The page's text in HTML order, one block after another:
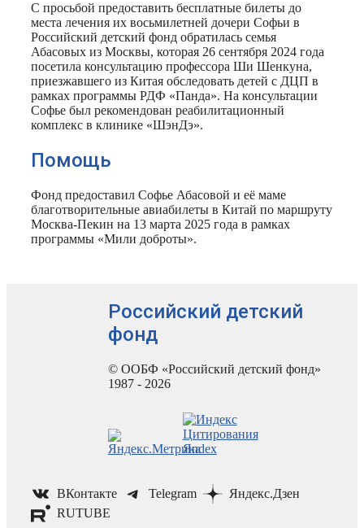
С просьбой предоставить бесплатные билеты до
места лечения их восьмилетней дочери Софьи в
Российский детский фонд обратилась семья
Абасовых из Москвы, которая 26 сентября 2024 года
посетила консультацию профессора Ши Шенкуна,
приезжавшего из Китая обследовать детей с ДЦП в
рамках программы РДФ «Панда». На консультации
Софье был рекомендован реабилитационный
комплекс в клинике «ШэнДэ».
Помощь
Фонд предоставил Софье Абасовой и её маме
благотворительные авиабилеты в Китай по маршруту
Москва-Пекин на 13 марта 2025 года в рамках
программы «Мили доброты».
Российский детский
фонд
© ООБФ «Российский детский фонд»
1987 - 2026
ВКонтакте Telegram
Яндекс.Дзен
RUTUBE